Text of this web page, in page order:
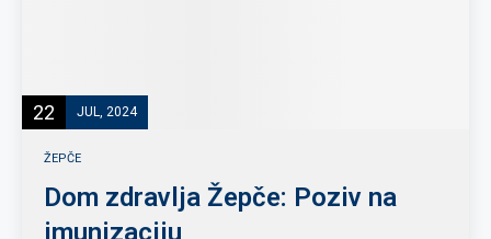
22 JUL, 2024
ŽEPČE
Dom zdravlja Žepče: Poziv na
imunizaciju